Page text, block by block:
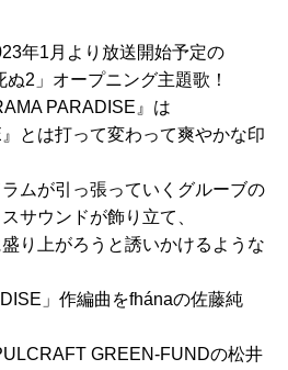
年1月より放送開始予定の
2」オープニング主題歌！
PARADISE』は
とは打って変わって爽やかな印
ムが引っ張っていくグルーブの
サウンドが飾り立て、
り上がろうと誘いかけるような
」作編曲をfhánaの佐藤純
GREEN-FUNDの松井